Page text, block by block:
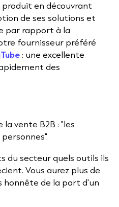
produit en découvrant
de ses solutions et
par rapport à la
fournisseur préféré
: une excellente
des
la vente B2B : "les
du secteur quels outils ils
Vous aurez plus de
honnête de la part d'un